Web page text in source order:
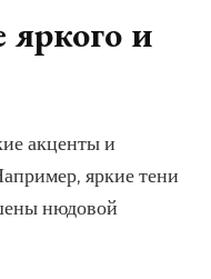
и
акценты и
яркие тени
нюдовой